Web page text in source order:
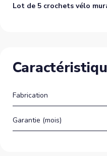
Lot de 5 crochets vélo
Fabrication
Garantie (mois)